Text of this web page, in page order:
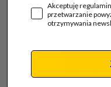
Rodzina
Akceptuję
przetwarzanie
otrzymywania